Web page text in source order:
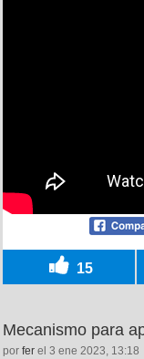
15
Mecanismo para
por fer el 3 ene 2023, 13:18